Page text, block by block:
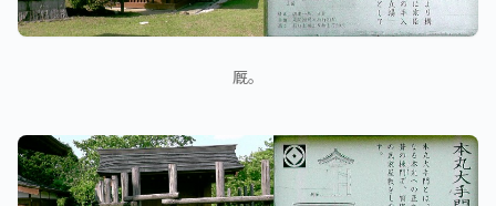
厩。